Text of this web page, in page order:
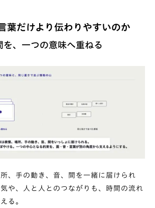
葉だけより伝わりやすいのか
を、一つの意味へ重ねる
、手の動き、音、間を一緒に届けられ
や、人と人とのつながりも、時間の流れ
る。